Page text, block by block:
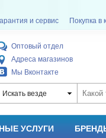
и сервис Покупка в
Оптовый отдел
Адреса магазинов
Мы Вконтакте
Искать везде
УСЛУГИ